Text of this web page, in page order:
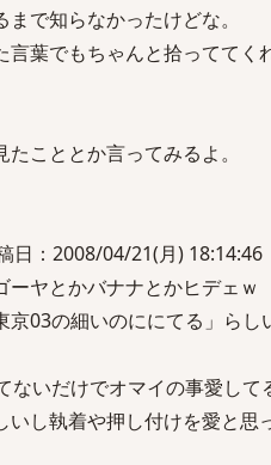
で知らなかったけどな。
言葉でもちゃんと拾ってて
こととか言ってみるよ。
日：2008/04/21(月) 18:14:46
ヤとかバナナとかヒデェｗ
京03の細いのににてる」らし
いだけでオマイの事愛して
いし執着や押し付けを愛と思